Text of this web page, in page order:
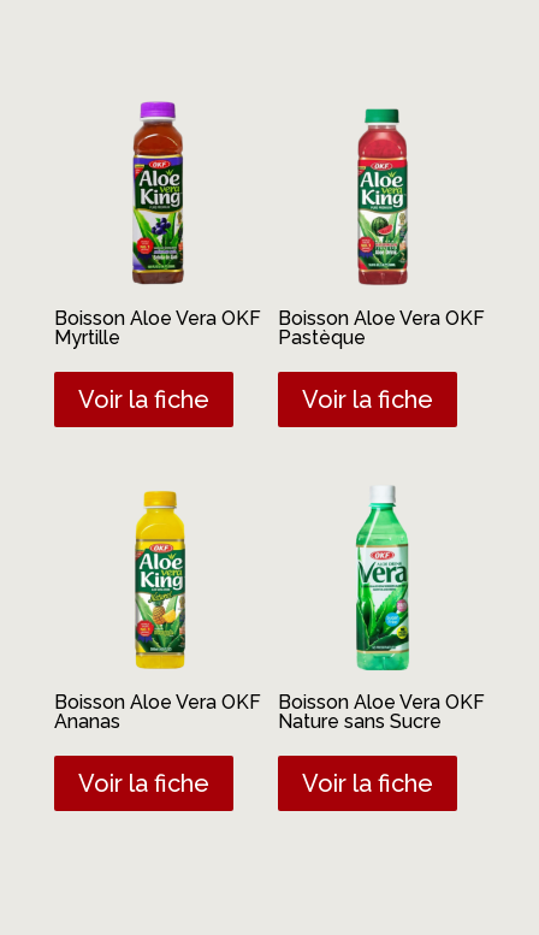
Boisson Aloe Vera OKF
Myrtille
Voir la fiche
Boisson Aloe Vera OKF
Pastèque
Voir la fiche
Boisson Aloe Vera OKF
Ananas
Voir la fiche
Boisson Aloe Vera OKF
Nature sans Sucre
Voir la fiche